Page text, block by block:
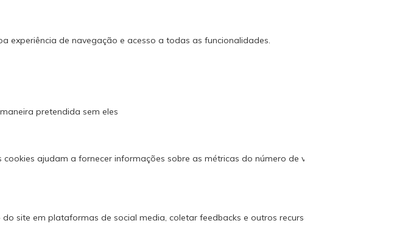
experiência de navegação e acesso a todas as funcionalidades.
pretendida sem eles
ajudam a fornecer informações sobre as métricas do número de visitantes, taxa de
site em plataformas de social media, coletar feedbacks e outros recursos de terceiros.